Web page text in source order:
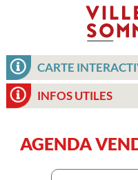
CARTE
INFOS UTILES
AGENDA